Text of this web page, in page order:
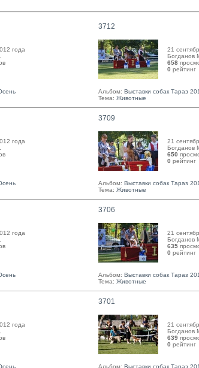
года
3712
21
Богданов
658
0 рейтинг
Альбом: Выставки собак Тараз
Тема: Животные
года
3709
21
Богданов
650
0 рейтинг
Альбом: Выставки собак Тараз
Тема: Животные
года
3706
21
Богданов
635
0 рейтинг
Альбом: Выставки собак Тараз
Тема: Животные
года
3701
21
Богданов
639
0 рейтинг
Альбом: Выставки собак Тараз